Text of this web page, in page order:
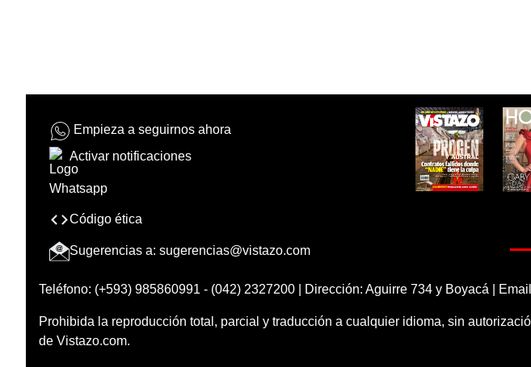
Empieza a seguirnos ahora
Activar notificaciones
Código ética
Sugerencias a: sugerencias@vistazo.com
Teléfono: (+593) 985860991 - (042) 2327200 | Dirección: Aguirre 734 y Boyacá |
Prohibida la reproducción total, parcial y traducción a cualquier idioma, sin
de Vistazo.com.